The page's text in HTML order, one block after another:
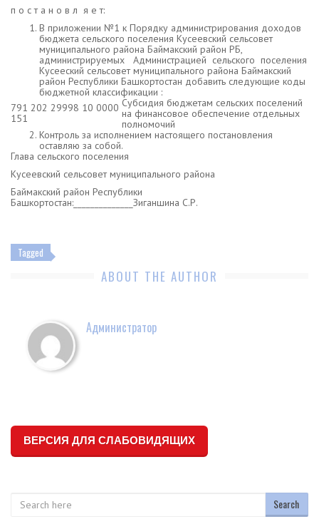
п о с т а н о в л я е т:
В приложении №1 к Порядку администрирования доходов
бюджета сельского поселения Кусеевский сельсовет
муниципального района Баймакский район РБ,
администрируемых Администрацией сельского поселения
Кусееский сельсовет муниципального района Баймакский
район Республики Башкортостан добавить следующие коды
бюджетной классификации :
791 202 29998 10 0000
151
Субсидия бюджетам сельских поселений
на финансовое обеспечение отдельных
полномочий
Контроль за исполнением настоящего постановления
оставляю за собой.
Глава сельского поселения
Кусеевский сельсовет муниципального района
Баймакский район Республики
Башкортостан:______________Зиганшина С.Р.
Tagged
ABOUT THE AUTHOR
Администратор
ВЕРСИЯ ДЛЯ СЛАБОВИДЯЩИХ